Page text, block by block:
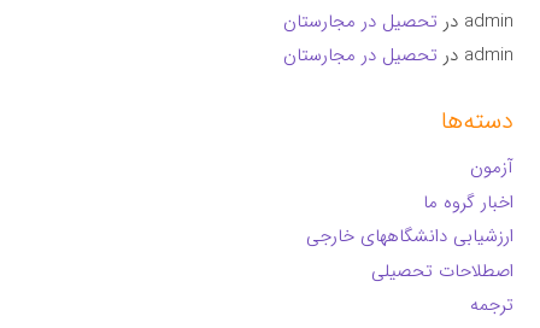
admin در تحصیل در مجارستان
admin در تحصیل در مجارستان
دسته‌ها
آزمون
اخبار گروه ما
ارزشیابی دانشگاههای خارجی
اصطلاحات تحصیلی
ترجمه